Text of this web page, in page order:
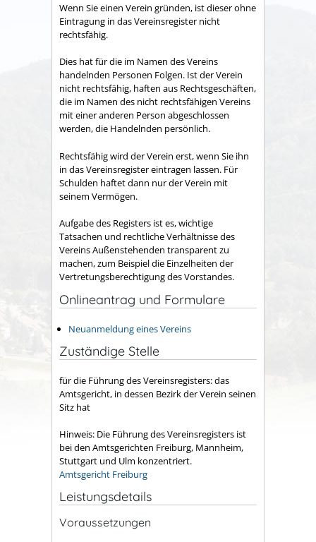
Wenn Sie einen Verein gründen, ist dieser ohne
Eintragung in das Vereinsregister nicht
rechtsfähig.
Dies hat für die im Namen des Vereins
handelnden Personen Folgen. Ist der Verein
nicht rechtsfähig, haften aus Rechtsgeschäften,
die im Namen des nicht rechtsfähigen Vereins
mit einer anderen Person abgeschlossen
werden, die Handelnden persönlich.
Rechtsfähig wird der Verein erst, wenn Sie ihn
in das Vereinsregister eintragen lassen. Für
Schulden haftet dann nur der Verein mit
seinem Vermögen.
Aufgabe des Registers ist es, wichtige
Tatsachen und rechtliche Verhältnisse des
Vereins Außenstehenden transparent zu
machen, zum Beispiel die Einzelheiten der
Vertretungsberechtigung des Vorstandes.
Onlineantrag und Formulare
Neuanmeldung eines Vereins
Zuständige Stelle
für die Führung des Vereinsregisters: das
Amtsgericht, in dessen Bezirk der Verein seinen
Sitz hat
Hinweis: Die Führung des Vereinsregisters ist
bei den Amtsgerichten Freiburg, Mannheim,
Stuttgart und Ulm konzentriert.
Amtsgericht Freiburg
Leistungsdetails
Voraussetzungen